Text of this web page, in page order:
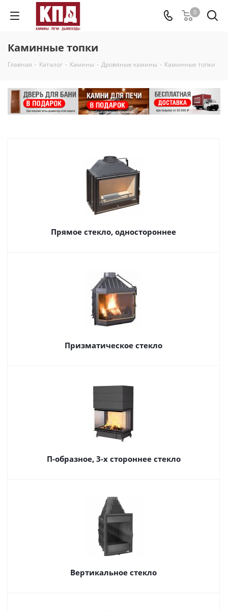
0
Каминные топки
Главная - Каталог - Камины - Дровяные камины - Каминные топки
Прямое стекло, одностороннее
Призматическое стекло
П-образное, 3-х стороннее стекло
Вертикальное стекло